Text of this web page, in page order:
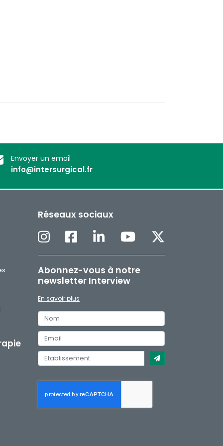
Envoyer un email
info@intersurgical.fr
Réseaux sociaux
Abonnez-vous à notre
newsletter Interview
En savoir plus